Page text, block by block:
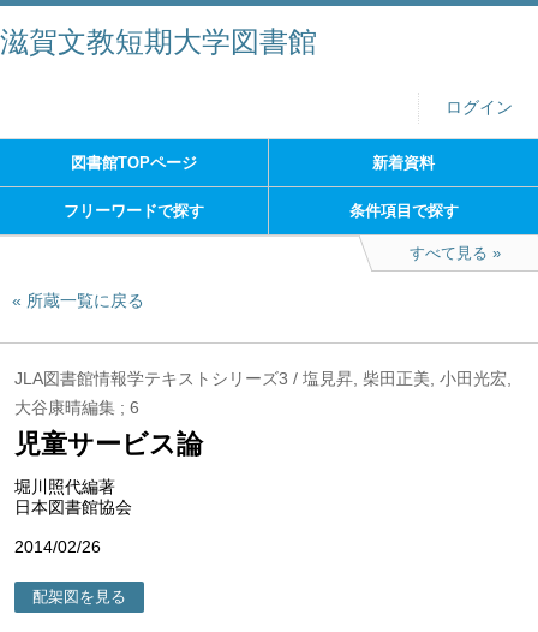
滋賀文教短期大学図書館
ログイン
図書館TOPページ 新着資料
フリーワードで探す 条件項目で探す
すべて見る
所蔵一覧に戻る
JLA図書館情報学テキストシリーズ3 / 塩見昇, 柴田正美, 小田光宏,
大谷康晴編集 ; 6
児童サービス論
堀川照代編著
日本図書館協会
2014/02/26
配架図を見る